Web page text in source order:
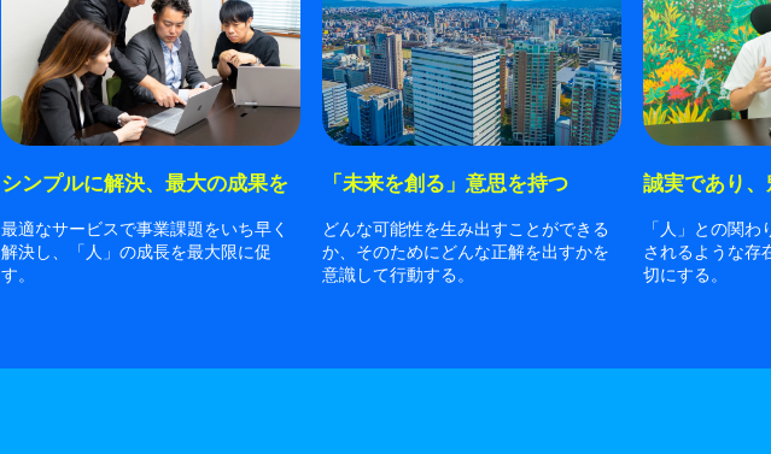
シンプルに解決、最大の成果を
最適なサービスで事業課題をいち早く
解決し、「人」の成長を最大限に促
す。
「未来を創る」意思を持つ
どんな可能性を生み出すことができる
か、そのためにどんな正解を出すかを
意識して行動する。
誠実であり
「人」との関
されるような存
切にする。